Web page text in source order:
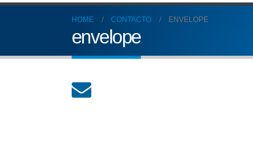
HOME CONTACTO ENVELOPE
envelope